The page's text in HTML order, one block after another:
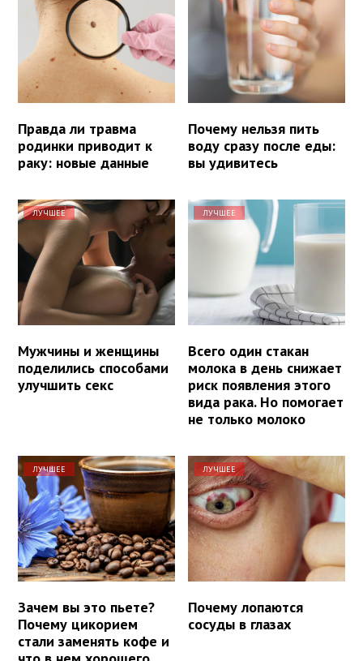
Правда ли травма
родинки приводит к
раку: новые данные
Почему нельзя пить
воду сразу после еды:
вы удивитесь
ЛУЧШЕЕ
Мужчины и женщины
поделились способами
улучшить секс
ЛУЧШЕЕ
Всего один стакан
молока в день снижает
риск появления этого
вида рака. Но помогает
не только молоко
ЛУЧШЕЕ
Зачем вы это пьете?
Почему цикорием
стали заменять кофе и
ЛУЧШЕЕ
Почему лопаются
сосуды в глазах